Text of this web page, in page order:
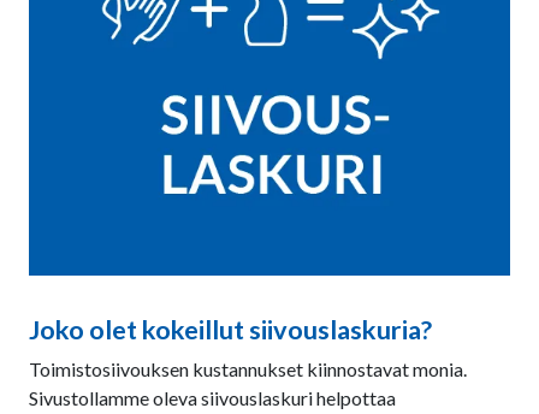
Joko olet kokeillut siivouslaskuria?
Toimistosiivouksen kustannukset kiinnostavat monia.
Sivustollamme oleva siivouslaskuri helpottaa